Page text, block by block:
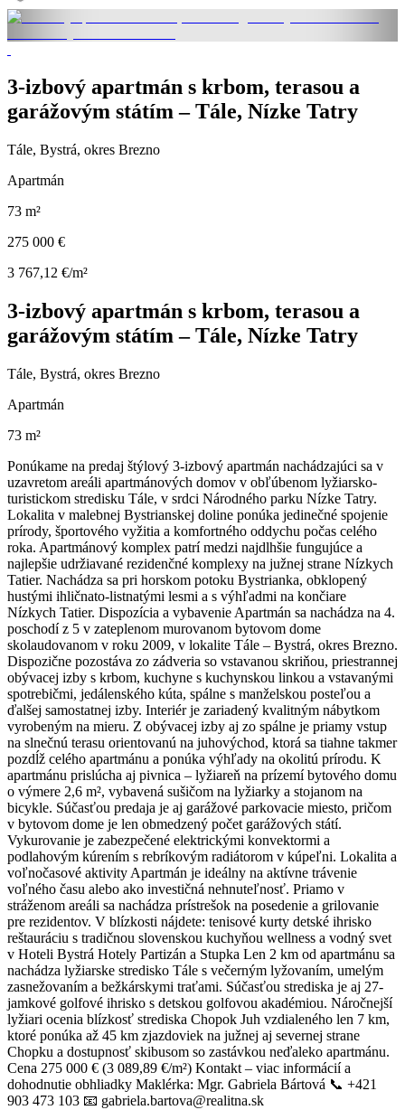
3-izbový apartmán s krbom, terasou a
garážovým státím – Tále, Nízke Tatry
Tále, Bystrá, okres Brezno
Apartmán
73 m²
275 000 €
3 767,12 €/m²
3-izbový apartmán s krbom, terasou a
garážovým státím – Tále, Nízke Tatry
Tále, Bystrá, okres Brezno
Apartmán
73 m²
Ponúkame na predaj štýlový 3-izbový apartmán nachádzajúci sa v
uzavretom areáli apartmánových domov v obľúbenom lyžiarsko-
turistickom stredisku Tále, v srdci Národného parku Nízke Tatry.
Lokalita v malebnej Bystrianskej doline ponúka jedinečné spojenie
prírody, športového vyžitia a komfortného oddychu počas celého
roka. Apartmánový komplex patrí medzi najdlhšie fungujúce a
najlepšie udržiavané rezidenčné komplexy na južnej strane Nízkych
Tatier. Nachádza sa pri horskom potoku Bystrianka, obklopený
hustými ihličnato-listnatými lesmi a s výhľadmi na končiare
Nízkych Tatier. Dispozícia a vybavenie Apartmán sa nachádza na 4.
poschodí z 5 v zateplenom murovanom bytovom dome
skolaudovanom v roku 2009, v lokalite Tále – Bystrá, okres Brezno.
Dispozične pozostáva zo zádveria so vstavanou skriňou, priestrannej
obývacej izby s krbom, kuchyne s kuchynskou linkou a vstavanými
spotrebičmi, jedálenského kúta, spálne s manželskou posteľou a
ďalšej samostatnej izby. Interiér je zariadený kvalitným nábytkom
vyrobeným na mieru. Z obývacej izby aj zo spálne je priamy vstup
na slnečnú terasu orientovanú na juhovýchod, ktorá sa tiahne takmer
pozdĺž celého apartmánu a ponúka výhľady na okolitú prírodu. K
apartmánu prislúcha aj pivnica – lyžiareň na prízemí bytového domu
o výmere 2,6 m², vybavená sušičom na lyžiarky a stojanom na
bicykle. Súčasťou predaja je aj garážové parkovacie miesto, pričom
v bytovom dome je len obmedzený počet garážových státí.
Vykurovanie je zabezpečené elektrickými konvektormi a
podlahovým kúrením s rebríkovým radiátorom v kúpeľni. Lokalita a
voľnočasové aktivity Apartmán je ideálny na aktívne trávenie
voľného času alebo ako investičná nehnuteľnosť. Priamo v
stráženom areáli sa nachádza prístrešok na posedenie a grilovanie
pre rezidentov. V blízkosti nájdete: tenisové kurty detské ihrisko
reštauráciu s tradičnou slovenskou kuchyňou wellness a vodný svet
v Hoteli Bystrá Hotely Partizán a Stupka Len 2 km od apartmánu sa
nachádza lyžiarske stredisko Tále s večerným lyžovaním, umelým
zasnežovaním a bežkárskymi traťami. Súčasťou strediska je aj 27-
jamkové golfové ihrisko s detskou golfovou akadémiou. Náročnejší
lyžiari ocenia blízkosť strediska Chopok Juh vzdialeného len 7 km,
ktoré ponúka až 45 km zjazdoviek na južnej aj severnej strane
Chopku a dostupnosť skibusom so zastávkou neďaleko apartmánu.
Cena 275 000 € (3 089,89 €/m²) Kontakt – viac informácií a
dohodnutie obhliadky Maklérka: Mgr. Gabriela Bártová 📞 +421
903 473 103 📧 gabriela.bartova@realitna.sk